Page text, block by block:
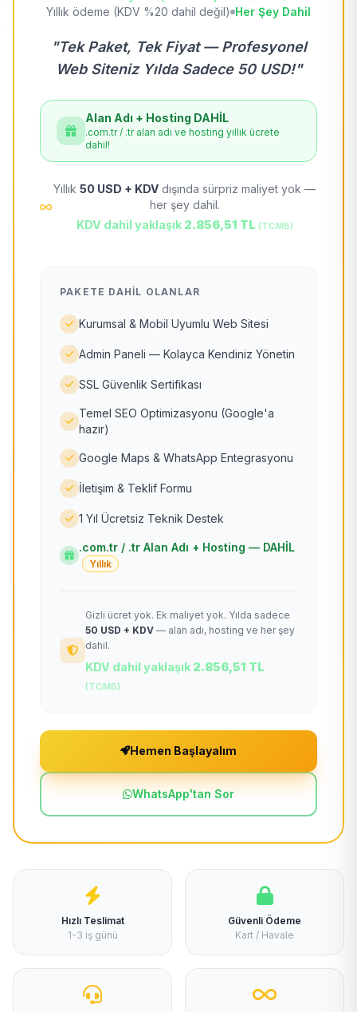
Yıllık ödeme (KDV %20 dahil değil) Her Şey Dahil
"Tek Paket, Tek Fiyat — Profesyonel
Web Siteniz Yılda Sadece 50 USD!"
Alan Adı + Hosting DAHİL
.com.tr / .tr alan adı ve hosting yıllık ücrete
dahil!
Yıllık 50 USD + KDV dışında sürpriz maliyet yok —
her şey dahil.
KDV dahil yaklaşık 2.856,51 TL (TCMB)
PAKETE DAHIL OLANLAR
Kurumsal & Mobil Uyumlu Web Sitesi
Admin Paneli — Kolayca Kendiniz Yönetin
SSL Güvenlik Sertifikası
Temel SEO Optimizasyonu (Google'a
hazır)
Google Maps & WhatsApp Entegrasyonu
İletişim & Teklif Formu
1 Yıl Ücretsiz Teknik Destek
.com.tr / .tr Alan Adı + Hosting — DAHİL
Yıllık
Gizli ücret yok. Ek maliyet yok. Yılda sadece
50 USD + KDV — alan adı, hosting ve her şey
dahil.
KDV dahil yaklaşık 2.856,51 TL
(TCMB)
Hemen Başlayalım
WhatsApp'tan Sor
Hızlı Teslimat
1-3 iş günü
Güvenli Ödeme
Kart / Havale